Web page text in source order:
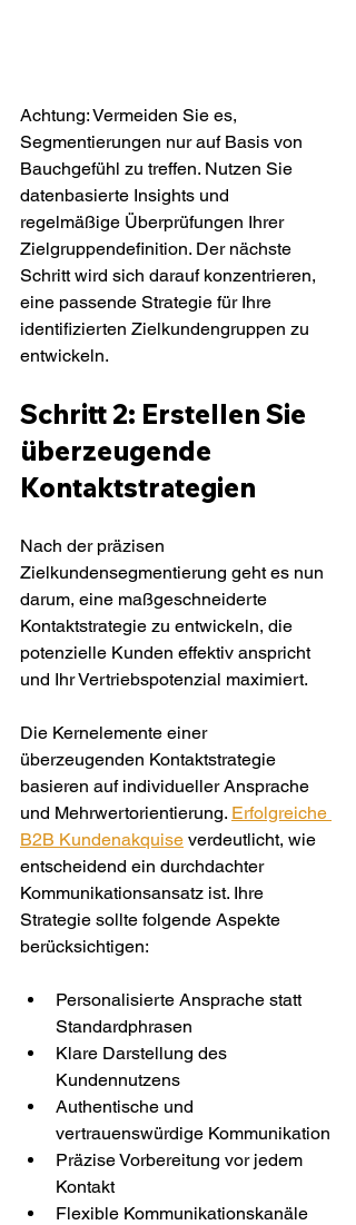
Achtung: Vermeiden Sie es,
Segmentierungen nur auf Basis von
Bauchgefühl zu treffen. Nutzen Sie
datenbasierte Insights und
regelmäßige Überprüfungen Ihrer
Zielgruppendefinition. Der nächste
Schritt wird sich darauf konzentrieren,
eine passende Strategie für Ihre
identifizierten Zielkundengruppen zu
entwickeln.
Schritt 2: Erstellen Sie
überzeugende
Kontaktstrategien
Nach der präzisen
Zielkundensegmentierung geht es nun
darum, eine maßgeschneiderte
Kontaktstrategie zu entwickeln, die
potenzielle Kunden effektiv anspricht
und Ihr Vertriebspotenzial maximiert.
Die Kernelemente einer
überzeugenden Kontaktstrategie
basieren auf individueller Ansprache
und Mehrwertorientierung. Erfolgreiche
B2B Kundenakquise verdeutlicht, wie
entscheidend ein durchdachter
Kommunikationsansatz ist. Ihre
Strategie sollte folgende Aspekte
berücksichtigen:
Personalisierte Ansprache statt
Standardphrasen
Klare Darstellung des
Kundennutzens
Authentische und
vertrauenswürdige Kommunikation
Präzise Vorbereitung vor jedem
Kontakt
Flexible Kommunikationskanäle